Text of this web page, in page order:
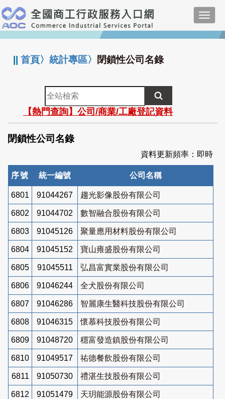
跳
到
主
要
:::
||首頁〉統計專區〉 閉鎖性公司名錄
全
站
檢
索
【熱門查詢】公司/商業/工廠登記資料
閉鎖性公司名錄
資料更新頻率：即時
序號 統一編號 公司名稱
6801 91044267 趨光影像股份有限公司
6802 91044702 數智融合股份有限公司
6803 91045126 聚量應用材料股份有限公司
6804 91045152 寶山雍盛股份有限公司
6805 91045511 弘昌富實業股份有限公司
6806 91046244 全犬股份有限公司
6807 91046286 智麗康生醫科技股份有限公司
6808 91046315 懷慕科技股份有限公司
6809 91048720 穩富發造鎮股份有限公司
6810 91049517 祐德餐飲股份有限公司
6811 91050730 禮湛生技股份有限公司
6812 91051479 天玥能源股份有限公司